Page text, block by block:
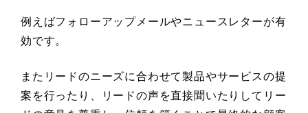
例えばフォローアップメールやニュースレターが有
効です。
またリードのニーズに合わせて製品やサービスの提
案を行ったり、リードの声を直接聞いたりしてリー